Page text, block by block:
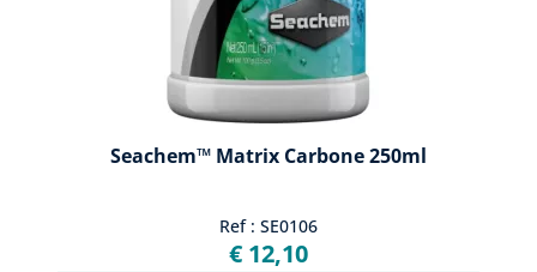
Seachem™ Matrix Carbone 250ml
Ref : SE0106
€ 12,10